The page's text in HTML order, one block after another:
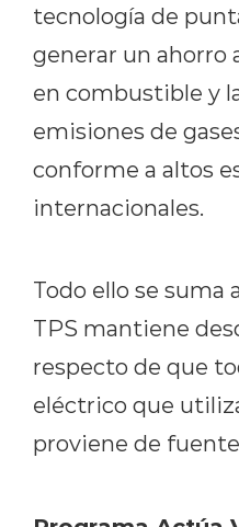
tecnología de
generar un ahorro
en combustible y
emisiones de
conforme a altos
internacionales.
Todo ello se suma
TPS mantiene
respecto de que
eléctrico que
proviene de